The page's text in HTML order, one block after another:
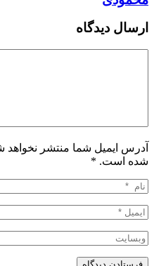
ارسال دیدگاه
آدرس ایمیل شما منتشر
شده است. *